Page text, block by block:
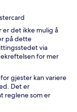
er det ikke mulig å
på dette
via
for mer
gjester kan variere
Det er
reglene som er